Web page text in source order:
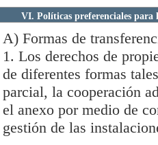
VI. Políticas preferenciales para
A) Formas de
1. Los derechos de
de diferentes formas
parcial, la cooperación
el anexo por medio de
gestión de las